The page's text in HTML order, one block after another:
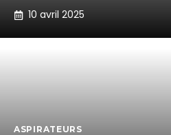
10 avril 2025
ASPIRATEURS